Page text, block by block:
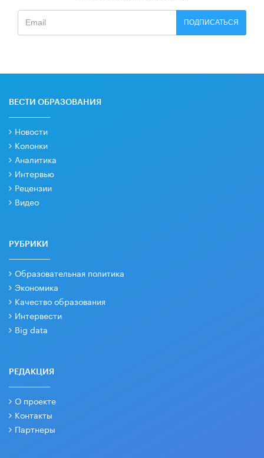
ПОДПИСАТЬСЯ
ВЕСТИ ОБРАЗОВАНИЯ
Новости
Колонки
Аналитика
Интервью
Рецензии
Видео
РУБРИКИ
Образовательная политика
Экономика
Качество образования
Интервести
Big data
РЕДАКЦИЯ
О проекте
Контакты
Партнеры